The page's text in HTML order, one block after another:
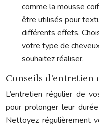
comme la mousse
être utilisés pour
différents effets.
votre type de
souhaitez réaliser.
Conseils d’entretien
L’entretien régulier de
pour prolonger leur
Nettoyez régulièrement